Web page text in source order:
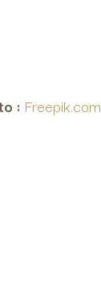
: Freepik.com